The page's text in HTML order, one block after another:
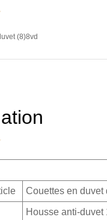
Couettes en duvet
Housse anti-duvet